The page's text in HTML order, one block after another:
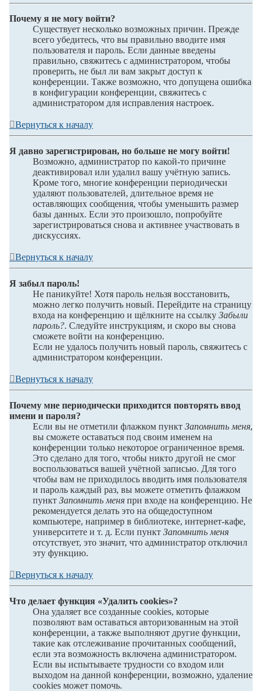
Почему я не могу войти?
Существует несколько возможных причин. Прежде
всего убедитесь, что вы правильно вводите имя
пользователя и пароль. Если данные введены
правильно, свяжитесь с администратором, чтобы
проверить, не был ли вам закрыт доступ к
конференции. Также возможно, что допущена ошибка
в конфигурации конференции, свяжитесь с
администратором для исправления настроек.
Вернуться к началу
Я давно зарегистрирован, но больше не могу войти!
Возможно, администратор по какой-то причине
деактивировал или удалил вашу учётную запись.
Кроме того, многие конференции периодически
удаляют пользователей, длительное время не
оставляющих сообщения, чтобы уменьшить размер
базы данных. Если это произошло, попробуйте
зарегистрироваться снова и активнее участвовать в
дискуссиях.
Вернуться к началу
Я забыл пароль!
Не паникуйте! Хотя пароль нельзя восстановить,
можно легко получить новый. Перейдите на страницу
входа на конференцию и щёлкните на ссылку Забыли
пароль?. Следуйте инструкциям, и скоро вы снова
сможете войти на конференцию.
Если не удалось получить новый пароль, свяжитесь с
администратором конференции.
Вернуться к началу
Почему мне периодически приходится повторять ввод
имени и пароля?
Если вы не отметили флажком пункт Запомнить меня,
вы сможете оставаться под своим именем на
конференции только некоторое ограниченное время.
Это сделано для того, чтобы никто другой не смог
воспользоваться вашей учётной записью. Для того
чтобы вам не приходилось вводить имя пользователя
и пароль каждый раз, вы можете отметить флажком
пункт Запомнить меня при входе на конференцию. Не
рекомендуется делать это на общедоступном
компьютере, например в библиотеке, интернет-кафе,
университете и т. д. Если пункт Запомнить меня
отсутствует, это значит, что администратор отключил
эту функцию.
Вернуться к началу
Что делает функция «Удалить cookies»?
Она удаляет все созданные cookies, которые
позволяют вам оставаться авторизованным на этой
конференции, а также выполняют другие функции,
такие как отслеживание прочитанных сообщений,
если эта возможность включена администратором.
Если вы испытываете трудности со входом или
выходом на данной конференции, возможно, удаление
cookies может помочь.